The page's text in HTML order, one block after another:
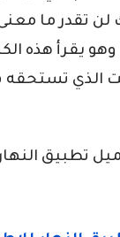
تقدر ما
وهو يقرأ هذه
الذي
تطبيق النهار